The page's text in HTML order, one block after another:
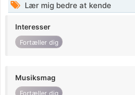
Lær mig bedre at kende
Interesser
Fortæller dig
Musiksmag
Fortæller dig